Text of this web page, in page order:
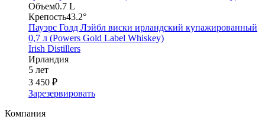
Объем0.7 L
Крепость43.2°
Пауэрс Голд Лэйбл виски ирландский купажированный
0,7 л (Powers Gold Label Whiskey)
Irish Distillers
Ирландия
5 лет
3 450 ₽
Зарезервировать
Компания